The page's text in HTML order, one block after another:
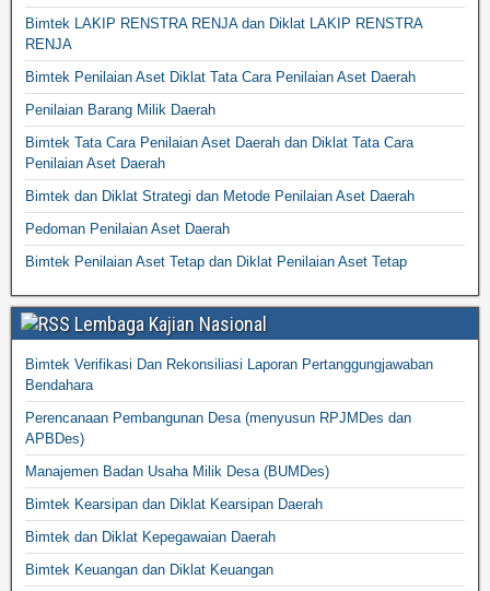
Bimtek LAKIP RENSTRA RENJA dan Diklat LAKIP RENSTRA
RENJA
Bimtek Penilaian Aset Diklat Tata Cara Penilaian Aset Daerah
Penilaian Barang Milik Daerah
Bimtek Tata Cara Penilaian Aset Daerah dan Diklat Tata Cara
Penilaian Aset Daerah
Bimtek dan Diklat Strategi dan Metode Penilaian Aset Daerah
Pedoman Penilaian Aset Daerah
Bimtek Penilaian Aset Tetap dan Diklat Penilaian Aset Tetap
Lembaga Kajian Nasional
Bimtek Verifikasi Dan Rekonsiliasi Laporan Pertanggungjawaban
Bendahara
Perencanaan Pembangunan Desa (menyusun RPJMDes dan
APBDes)
Manajemen Badan Usaha Milik Desa (BUMDes)
Bimtek Kearsipan dan Diklat Kearsipan Daerah
Bimtek dan Diklat Kepegawaian Daerah
Bimtek Keuangan dan Diklat Keuangan